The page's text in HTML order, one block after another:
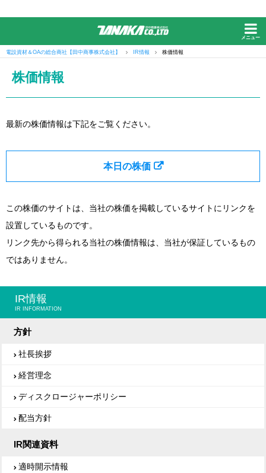
メニュー
電設資材＆OAの総合商社【田中商事株式会社】 IR情報 株価情報
株価情報
最新の株価情報は下記をご覧ください。
本日の株価
この株価のサイトは、当社の株価を掲載しているサイトにリンクを
設置しているものです。
リンク先から得られる当社の株価情報は、当社が保証しているもの
ではありません。
IR情報
IR INFORMATION
方針
社長挨拶
経営理念
ディスクロージャーポリシー
配当方針
IR関連資料
適時開示情報